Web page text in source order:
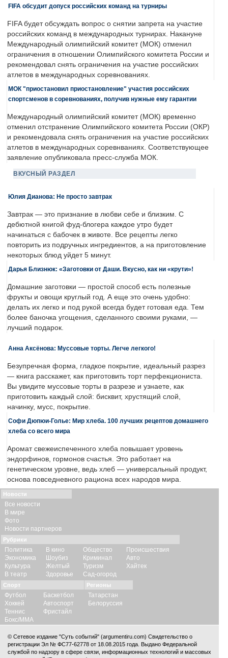
FIFA обсудит допуск российских команд на турниры
FIFA будет обсуждать вопрос о снятии запрета на участие
российских команд в международных турнирах. Накануне
Международный олимпийский комитет (МОК) отменил
ограничения в отношении Олимпийского комитета России и
рекомендовал снять ограничения на участие российских
атлетов в международных соревнованиях.
МОК "приостановил приостановление" участия российских
спортсменов в соревнованиях, получив нужные ему гарантии
Международный олимпийский комитет (МОК) временно
отменил отстранение Олимпийского комитета России (ОКР)
и рекомендовала снять ограничения на участие российских
атлетов в международных соревнваниях. Соответствующее
заявление опубликовала пресс-служба МОК.
ВКУСНЫЙ РАЗДЕЛ
Юлия Дианова: Не просто завтрак
Завтрак — это признание в любви себе и близким. С
дебютной книгой фуд-блогера каждое утро будет
начинаться с бабочек в животе. Все рецепты легко
повторить из подручных ингредиентов, а на приготовление
некоторых блюд уйдет 5 минут.
Дарья Близнюк: «Заготовки от Даши. Вкусно, как ни «крути»!
Домашние заготовки — простой способ есть полезные
фрукты и овощи круглый год. А еще это очень удобно:
делать их легко и под рукой всегда будет готовая еда. Тем
более баночка угощения, сделанного своими руками, —
лучший подарок.
Анна Аксёнова: Муссовые торты. Легче легкого!
Безупречная форма, гладкое покрытие, идеальный разрез
— книга расскажет, как приготовить торт перфекциониста.
Вы увидите муссовые торты в разрезе и узнаете, как
приготовить каждый слой: бисквит, хрустящий слой,
начинку, мусс, покрытие.
Софи Дюпюи-Голье: Мир хлеба. 100 лучших рецептов домашнего
хлеба со всего мира
Аромат свежеиспеченного хлеба повышает уровень
эндорфинов, гормонов счастья. Это работает на
генетическом уровне, ведь хлеб — универсальный продукт,
основа повседневного рациона всех народов мира.
Новости
Все новости
В мире
Фото
Новости партнеров
Рубрики
Политика
Экономика
Культура
В театр
В кино
Шоубиз
Желтый
Здоровье
Общество
Криминал
Туризм
Сад-огород
Происшествия
Авто
Хайтек
Спорт
Футбол
Хоккей
Теннис
Бокс/ММА
Баскетбол
Автоспорт
Фристайл
Регионы
Татарстан
Белоруссия
© Сетевое издание "Суть событий" (argumentiru.com) Свидетельство о
регистрации Эл № ФС77-62778 от 18.08.2015 года. Выдано Федеральной
службой по надзору в сфере связи, информационных технологий и массовых